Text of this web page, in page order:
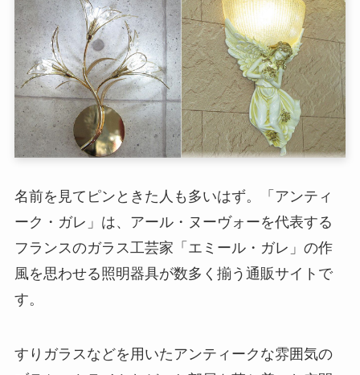
名前を見てピンときた人も多いはず。「アンティ
ーク・ガレ」は、アール・ヌーヴォーを代表する
フランスのガラス工芸家「エミール・ガレ」の作
風を思わせる照明器具が数多く揃う通販サイトで
す。
すりガラスなどを用いたアンティークな雰囲気の